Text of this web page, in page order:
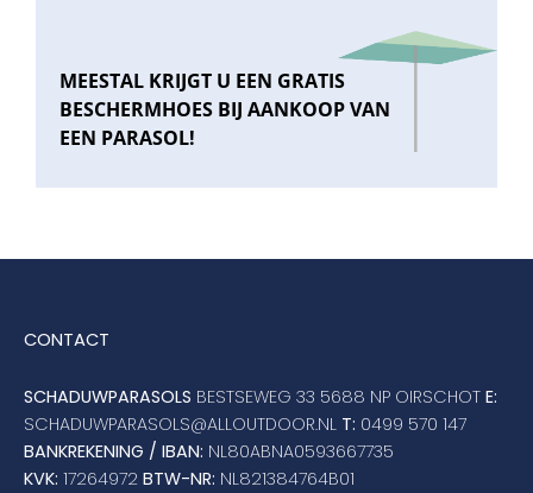
MEESTAL KRIJGT U EEN GRATIS
BESCHERMHOES BIJ AANKOOP VAN
EEN PARASOL!
CONTACT
SCHADUWPARASOLS BESTSEWEG 33 5688 NP OIRSCHOT E:
SCHADUWPARASOLS@ALLOUTDOOR.NL T: 0499 570 147
BANKREKENING / IBAN: NL80ABNA0593667735
KVK: 17264972 BTW-NR: NL821384764B01